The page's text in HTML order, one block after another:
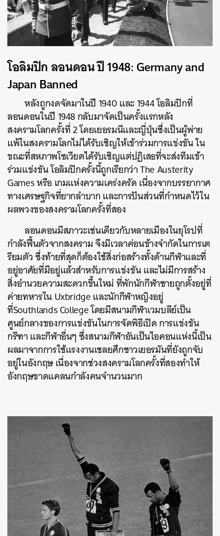
โอลิมปิก ลอนดอน ปี 1948: Germany and
Japan Banned
หลังถูกงดจัดมาในปี 1940 และ 1944 โอลิมปิกที่
ลอนดอนในปี 1948 กลับมาจัดเป็นครั้งแรกหลัง
สงครามโลกครั้งที่ 2 โดยเยอรมนีและญี่ปุ่นซึ่งเป็นผู้พ่าย
แพ้ในสงครามโลกไม่ได้รับเชิญให้เข้าร่วมการแข่งขัน ใน
ขณะที่สหภาพโซเวียตได้รับเชิญแต่ปฏิเสธที่จะส่งทีมเข้า
ร่วมแข่งขัน โอลิมปิกครั้งนี้ถูกเรียกว่า The Austerity
Games หรือ เกมแห่งความเคร่งครัด เนื่องจากบรรยากาศ
ทางเศรษฐกิจที่ยากลำบาก และการปันส่วนที่กำหนดไว้ใน
ผลพวงของสงครามโลกครั้งที่สอง
ลอนดอนมีสภาวะเช่นเดียวกับหลายเมืองในยุโรปที่
กำลังฟื้นตัวจากสงคราม จึงมีเวลาค่อนข้างจำกัดในการเต
รียมตัว ซึ่งท้ายที่สุดก็ต้องใช้สิ่งก่อสร้างทั้งด้านกีฬาและที่
อยู่อาศัยที่มีอยู่แล้วสำหรับการแข่งขัน และไม่มีการสร้าง
สิ่งอำนวยความสะดวกขึ้นใหม่ ที่พักนักกีฬาชายถูกตั้งอยู่ที่
ค่ายทหารใน Uxbridge และนักกีฬาหญิงอยู่
ที่Southlands College โดยมีสนามกีฬาเวมบลีย์เป็น
ศูนย์กลางของการแข่งขันในการจัดพิธีเปิด การแข่งขัน
กรีฑา และกีฬาอื่นๆ ซึ่งสนามกีฬาอันเป็นไอคอนแห่งนี้เป็น
ผลมาจากการใช้แรงงานเชลยศึกชาวเยอรมันที่ยังถูกจับ
อยู่ในอังกฤษ เนื่องจากช่วงสงครามโลกครั้งที่สองทำให้
อังกฤษขาดแคลนกำลังคนจำนวนมาก